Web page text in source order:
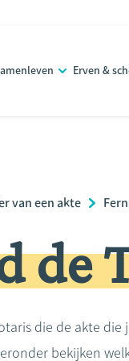
Erven &
van een akte
de
die de akte die
bekijken